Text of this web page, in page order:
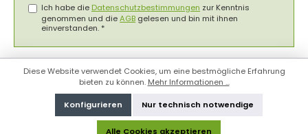
Ich habe die Datenschutzbestimmungen zur Kenntnis
genommen und dieAGB gelesen und bin mit ihnen
einverstanden. *
Diese Website verwendet Cookies, um eine bestmögliche Erfahrung
bieten zu können. Mehr Informationen ...
Nur technisch notwendige
Konfigurieren
Alle Cookies akzeptieren